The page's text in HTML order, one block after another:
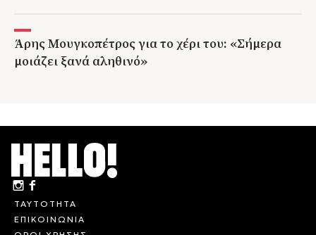
Άρης Μουγκοπέτρος για το χέρι του: «Σήμερα
μοιάζει ξανά αληθινό»
ΤΑΥΤΟΤΗΤΑ
ΕΠΙΚΟΙΝΩΝΙΑ